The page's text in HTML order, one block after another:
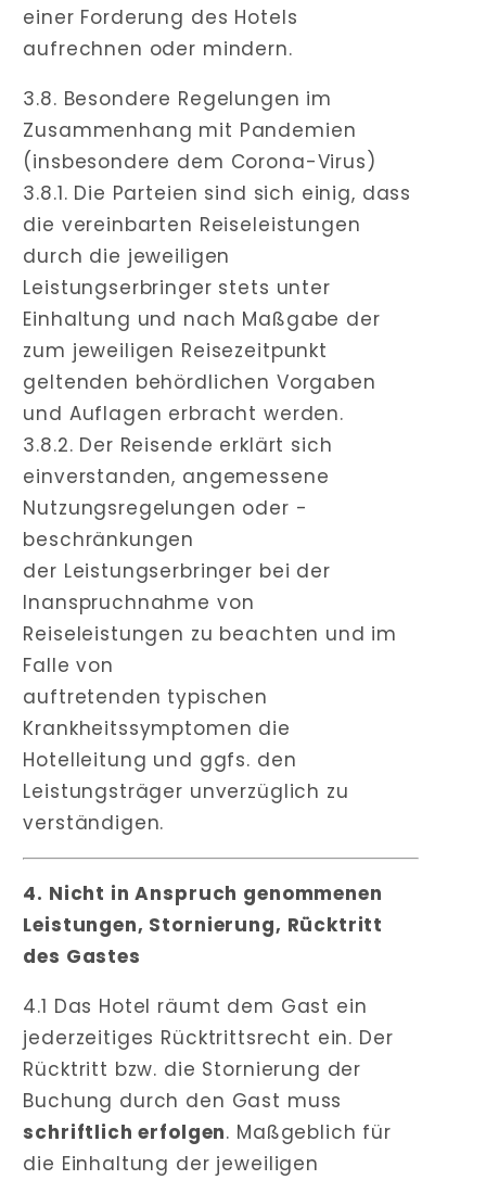
einer Forderung des Hotels
aufrechnen oder mindern.
3.8. Besondere Regelungen im
Zusammenhang mit Pandemien
(insbesondere dem Corona-Virus)
3.8.1. Die Parteien sind sich einig, dass
die vereinbarten Reiseleistungen
durch die jeweiligen
Leistungserbringer stets unter
Einhaltung und nach Maßgabe der
zum jeweiligen Reisezeitpunkt
geltenden behördlichen Vorgaben
und Auflagen erbracht werden.
3.8.2. Der Reisende erklärt sich
einverstanden, angemessene
Nutzungsregelungen oder -
beschränkungen
der Leistungserbringer bei der
Inanspruchnahme von
Reiseleistungen zu beachten und im
Falle von
auftretenden typischen
Krankheitssymptomen die
Hotelleitung und ggfs. den
Leistungsträger unverzüglich zu
verständigen.
4. Nicht in Anspruch genommenen
Leistungen, Stornierung, Rücktritt
des Gastes
4.1 Das Hotel räumt dem Gast ein
jederzeitiges Rücktrittsrecht ein. Der
Rücktritt bzw. die Stornierung der
Buchung durch den Gast muss
schriftlich erfolgen. Maßgeblich für
die Einhaltung der jeweiligen